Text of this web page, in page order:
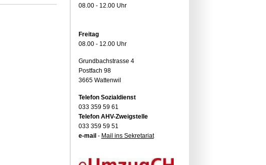
08.00 - 12.00 Uhr
Freitag
08.00 - 12.00 Uhr
Grundbachstrasse 4
Postfach 98
3665 Wattenwil
Telefon Sozialdienst
033 359 59 61
Telefon AHV-Zweigstelle
033 359 59 51
e-mail - Mail ins Sekretariat